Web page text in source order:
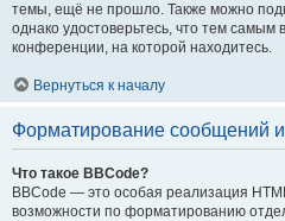
темы, ещё не прошло. Также можно
однако удостоверьтесь, что тем
конференции, на которой находитесь.
Вернуться к началу
Форматирование сообщений
Что такое BBCode?
BBCode — это особая реализация
возможности по форматированию